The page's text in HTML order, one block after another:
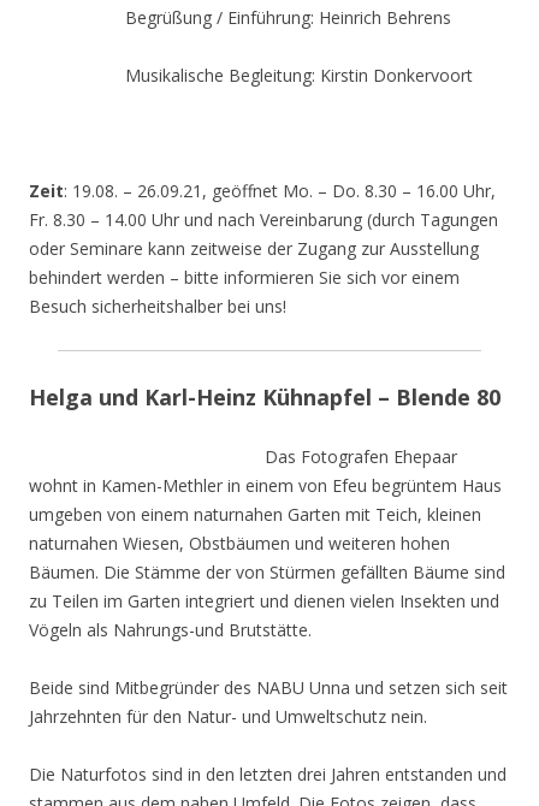
Begrüßung / Einführung: Heinrich Behrens
Musikalische Begleitung: Kirstin Donkervoort
Zeit: 19.08. – 26.09.21, geöffnet Mo. – Do. 8.30 – 16.00 Uhr,
Fr. 8.30 – 14.00 Uhr und nach Vereinbarung (durch Tagungen
oder Seminare kann zeitweise der Zugang zur Ausstellung
behindert werden – bitte informieren Sie sich vor einem
Besuch sicherheitshalber bei uns!
Helga und Karl-Heinz Kühnapfel – Blende 80
Das Fotografen Ehepaar
wohnt in Kamen-Methler in einem von Efeu begrüntem Haus
umgeben von einem naturnahen Garten mit Teich, kleinen
naturnahen Wiesen, Obstbäumen und weiteren hohen
Bäumen. Die Stämme der von Stürmen gefällten Bäume sind
zu Teilen im Garten integriert und dienen vielen Insekten und
Vögeln als Nahrungs-und Brutstätte.
Beide sind Mitbegründer des NABU Unna und setzen sich seit
Jahrzehnten für den Natur- und Umweltschutz nein.
Die Naturfotos sind in den letzten drei Jahren entstanden und